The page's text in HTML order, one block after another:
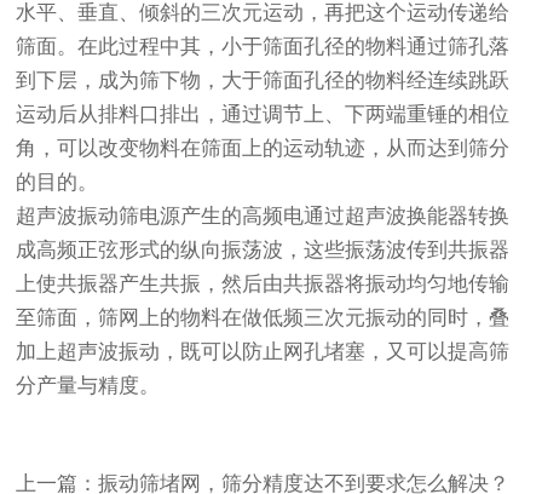
水平、垂直、倾斜的三次元运动，再把这个运动传递给
筛面。在此过程中其，小于筛面孔径的物料通过筛孔落
到下层，成为筛下物，大于筛面孔径的物料经连续跳跃
运动后从排料口排出，通过调节上、下两端重锤的相位
角，可以改变物料在筛面上的运动轨迹，从而达到筛分
的目的。
超声波振动筛电源产生的高频电通过超声波换能器转换
成高频正弦形式的纵向振荡波，这些振荡波传到共振器
上使共振器产生共振，然后由共振器将振动均匀地传输
至筛面，筛网上的物料在做低频三次元振动的同时，叠
加上超声波振动，既可以防止网孔堵塞，又可以提高筛
分产量与精度。
上一篇：振动筛堵网，筛分精度达不到要求怎么解决？